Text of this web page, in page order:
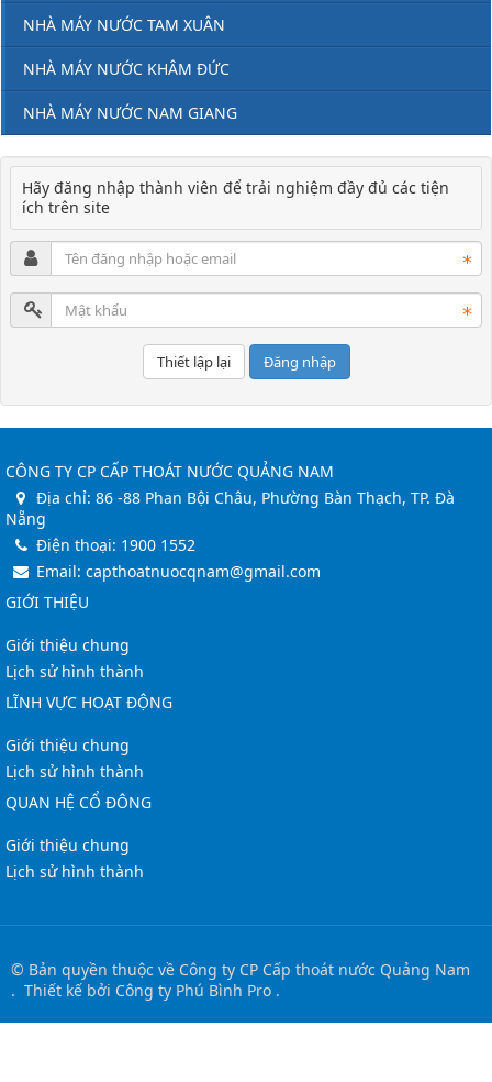
NHÀ MÁY NƯỚC TAM XUÂN
NHÀ MÁY NƯỚC KHÂM ĐỨC
NHÀ MÁY NƯỚC NAM GIANG
Hãy đăng nhập thành viên để trải nghiệm đầy đủ các tiện
ích trên site
Đăng nhập
CÔNG TY CP CẤP THOÁT NƯỚC QUẢNG NAM
Địa chỉ: 86 -88 Phan Bội Châu, Phường Bàn Thạch, TP. Đà
Nẵng
Điện thoại: 1900 1552
Email: capthoatnuocqnam@gmail.com
GIỚI THIỆU
Giới thiệu chung
Lịch sử hình thành
LĨNH VỰC HOẠT ĐỘNG
Giới thiệu chung
Lịch sử hình thành
QUAN HỆ CỔ ĐÔNG
Giới thiệu chung
Lịch sử hình thành
© Bản quyền thuộc về Công ty CP Cấp thoát nước Quảng Nam
. Thiết kế bởi Công ty Phú Bình Pro .